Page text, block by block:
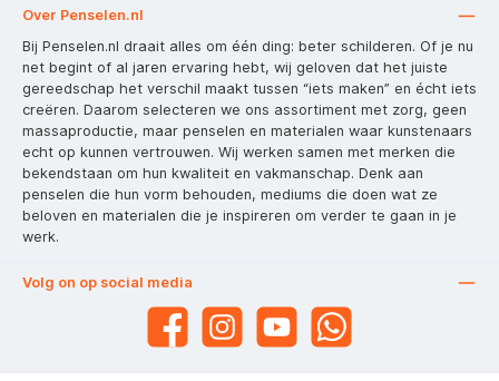
Over Penselen.nl
Bij Penselen.nl draait alles om één ding: beter schilderen. Of je nu
net begint of al jaren ervaring hebt, wij geloven dat het juiste
gereedschap het verschil maakt tussen “iets maken” en écht iets
creëren. Daarom selecteren we ons assortiment met zorg, geen
massaproductie, maar penselen en materialen waar kunstenaars
echt op kunnen vertrouwen. Wij werken samen met merken die
bekendstaan om hun kwaliteit en vakmanschap. Denk aan
penselen die hun vorm behouden, mediums die doen wat ze
beloven en materialen die je inspireren om verder te gaan in je
werk.
Volg on op social media